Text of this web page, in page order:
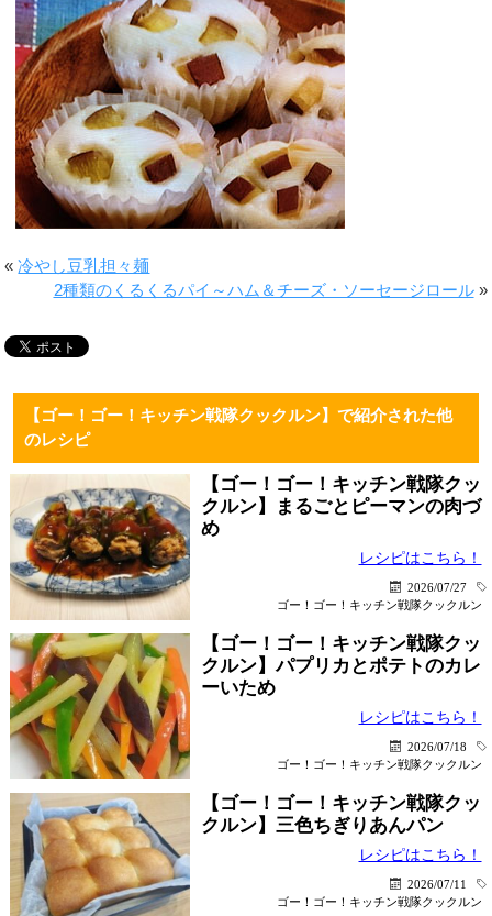
«冷やし豆乳担々麺
2種類のくるくるパイ～ハム＆チーズ・ソーセージロール»
【ゴー！ゴー！キッチン戦隊クックルン】で紹介された他
のレシピ
【ゴー！ゴー！キッチン戦隊クッ
クルン】まるごとピーマンの肉づ
め
レシピはこちら！
2026/07/27
ゴー！ゴー！キッチン戦隊クックルン
【ゴー！ゴー！キッチン戦隊クッ
クルン】パプリカとポテトのカレ
ーいため
レシピはこちら！
2026/07/18
ゴー！ゴー！キッチン戦隊クックルン
【ゴー！ゴー！キッチン戦隊クッ
クルン】三色ちぎりあんパン
レシピはこちら！
2026/07/11
ゴー！ゴー！キッチン戦隊クックルン